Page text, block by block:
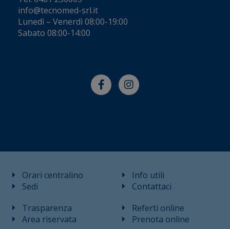
info@tecnomed-srl.it
Lunedì – Venerdì 08:00-19:00
Sabato 08:00-14:00
Orari centralino
Sedi
Info utili
Contattaci
Trasparenza
Area riservata
Referti online
Prenota online